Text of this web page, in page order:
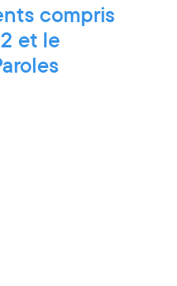
compris
et le